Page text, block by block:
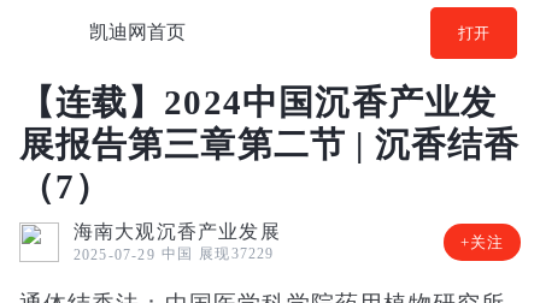
凯迪网首页 打开
【连载】2024中国沉香产业发
展报告第三章第二节 | 沉香结香
（7）
海南大观沉香产业发展
2025-07-29 中国 展现37229
+关注